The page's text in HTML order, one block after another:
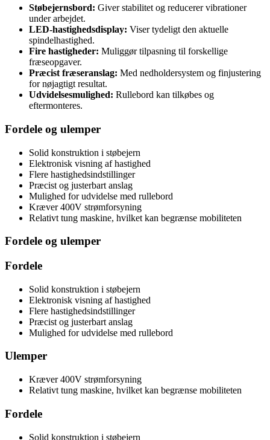
Støbejernsbord: Giver stabilitet og reducerer vibrationer
under arbejdet.
LED-hastighedsdisplay: Viser tydeligt den aktuelle
spindelhastighed.
Fire hastigheder: Muliggør tilpasning til forskellige
fræseopgaver.
Præcist fræseranslag: Med nedholdersystem og finjustering
for nøjagtigt resultat.
Udvidelsesmulighed: Rullebord kan tilkøbes og
eftermonteres.
Fordele og ulemper
Solid konstruktion i støbejern
Elektronisk visning af hastighed
Flere hastighedsindstillinger
Præcist og justerbart anslag
Mulighed for udvidelse med rullebord
Kræver 400V strømforsyning
Relativt tung maskine, hvilket kan begrænse mobiliteten
Fordele og ulemper
Fordele
Solid konstruktion i støbejern
Elektronisk visning af hastighed
Flere hastighedsindstillinger
Præcist og justerbart anslag
Mulighed for udvidelse med rullebord
Ulemper
Kræver 400V strømforsyning
Relativt tung maskine, hvilket kan begrænse mobiliteten
Fordele
Solid konstruktion i støbejern